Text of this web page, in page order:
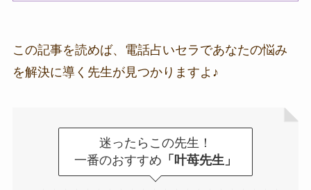
この記事を読めば、電話占いセラであなたの悩み
を解決に導く先生が見つかりますよ♪
迷ったらこの先生！
一番のおすすめ 「叶苺先生」